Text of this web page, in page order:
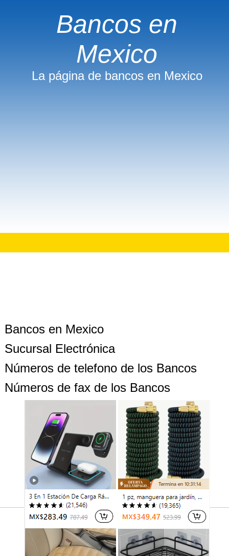
Bancos en
Mexico
La página de bancos en Mexico
Bancos en Mexico
Sucursal Electrónica
Números de telefono de los Bancos
Números de fax de los Bancos